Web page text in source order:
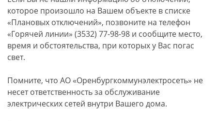
которое произошло на Вашем объекте в списке
«Плановых отключений», позвоните на телефон
«Горячей линии» (3532) 77-98-98 и сообщите место,
время и обстоятельства, при которых у Вас погас
свет.
Помните, что АО «Оренбургкоммунэлектросеть» не
несет ответственность за обслуживание
электрических сетей внутри Вашего дома.